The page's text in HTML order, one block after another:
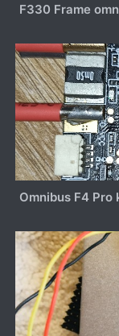
F330 Frame
Omnibus F4